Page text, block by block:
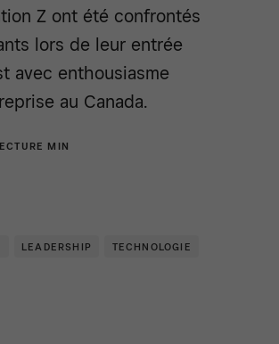
Z ont été confrontés
lors de leur entrée
avec enthousiasme
au Canada.
MIN
LEADERSHIP TECHNOLOGIE